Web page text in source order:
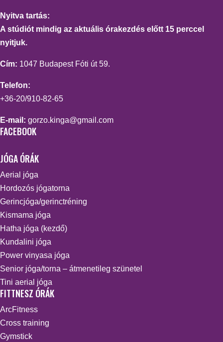
Nyitva tartás:
A stúdiót mindig az aktuális órakezdés előtt 15 perccel
nyitjuk.
Cím: 1047 Budapest Fóti út 59.
Telefon:
+36-20/910-82-65
E-mail: gorzo.kinga@gmail.com
FACEBOOK
JÓGA ÓRÁK
Aerial jóga
Hordozós jógatorna
Gerincjóga/gerinctréning
Kismama jóga
Hatha jóga (kezdő)
Kundalini jóga
Power vinyasa jóga
Senior jóga/torna – átmenetileg szünetel
Tini aerial jóga
FITTNESZ ÓRÁK
ArcFitness
Cross training
Gymstick